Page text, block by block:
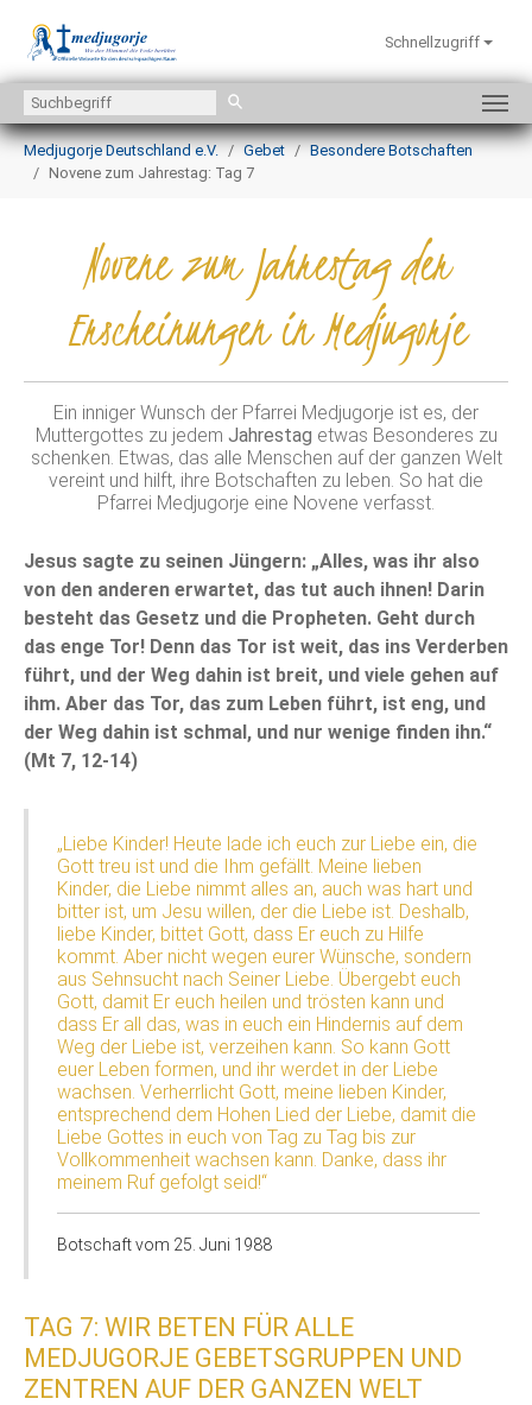
Zum Hauptinhalt springen
Schnellzugriff
Sie sind hier:
Medjugorje Deutschland e.V.
Gebet
Besondere Botschaften
Novene zum Jahrestag: Tag 7
Novene zum Jahrestag der
Erscheinungen in Medjugorje
Ein inniger Wunsch der Pfarrei Medjugorje ist es, der
Muttergottes zu jedem Jahrestag etwas Besonderes zu
schenken. Etwas, das alle Menschen auf der ganzen Welt
vereint und hilft, ihre Botschaften zu leben. So hat die
Pfarrei Medjugorje eine Novene verfasst.
Jesus sagte zu seinen Jüngern: „Alles, was ihr also
von den anderen erwartet, das tut auch ihnen! Darin
besteht das Gesetz und die Propheten. Geht durch
das enge Tor! Denn das Tor ist weit, das ins Verderben
führt, und der Weg dahin ist breit, und viele gehen auf
ihm. Aber das Tor, das zum Leben führt, ist eng, und
der Weg dahin ist schmal, und nur wenige finden ihn.“
(Mt 7, 12-14)
„Liebe Kinder! Heute lade ich euch zur Liebe ein, die
Gott treu ist und die Ihm gefällt. Meine lieben
Kinder, die Liebe nimmt alles an, auch was hart und
bitter ist, um Jesu willen, der die Liebe ist. Deshalb,
liebe Kinder, bittet Gott, dass Er euch zu Hilfe
kommt. Aber nicht wegen eurer Wünsche, sondern
aus Sehnsucht nach Seiner Liebe. Übergebt euch
Gott, damit Er euch heilen und trösten kann und
dass Er all das, was in euch ein Hindernis auf dem
Weg der Liebe ist, verzeihen kann. So kann Gott
euer Leben formen, und ihr werdet in der Liebe
wachsen. Verherrlicht Gott, meine lieben Kinder,
entsprechend dem Hohen Lied der Liebe, damit die
Liebe Gottes in euch von Tag zu Tag bis zur
Vollkommenheit wachsen kann. Danke, dass ihr
meinem Ruf gefolgt seid!“
Botschaft vom 25. Juni 1988
TAG 7: WIR BETEN FÜR ALLE
MEDJUGORJE GEBETSGRUPPEN UND
ZENTREN AUF DER GANZEN WELT